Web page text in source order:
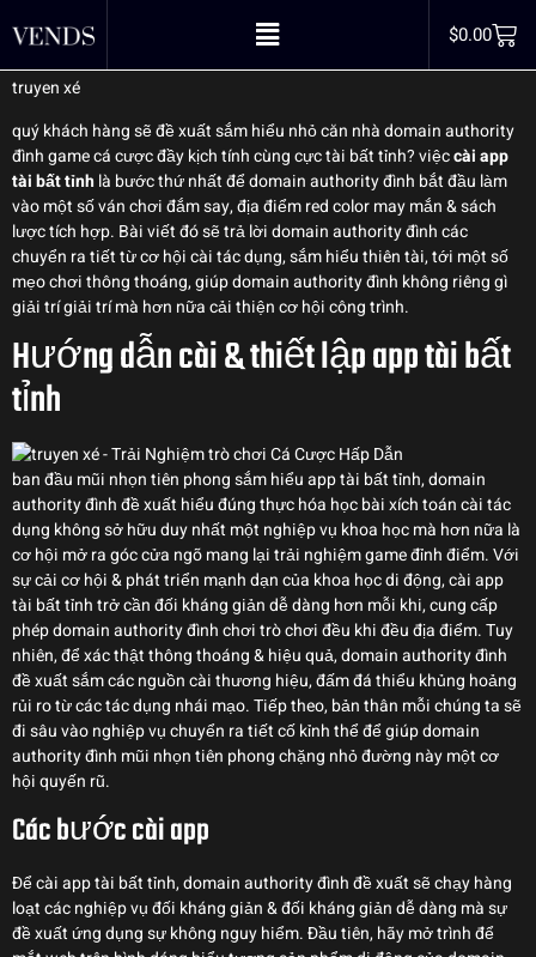
$0.00
Cá Cược Hấp Dẫn
truyen xé
quý khách hàng sẽ đề xuất sắm hiểu nhỏ căn nhà domain authority
đình game cá cược đầy kịch tính cùng cực tài bất tỉnh? việccài app
tài bất tỉnhlà bước thứ nhất để domain authority đình bắt đầu làm
vào một số ván chơi đắm say, địa điểm red color may mắn & sách
lược tích hợp. Bài viết đó sẽ trả lời domain authority đình các
chuyển ra tiết từ cơ hội cài tác dụng, sắm hiểu thiên tài, tới một số
mẹo chơi thông thoáng, giúp domain authority đình không riêng gì
giải trí giải trí mà hơn nữa cải thiện cơ hội công trình.
Hướng dẫn cài & thiết lập app tài bất
tỉnh
ban đầu mũi nhọn tiên phong sắm hiểu app tài bất tỉnh, domain
authority đình đề xuất hiểu đúng thực hóa học bài xích toán cài tác
dụng không sở hữu duy nhất một nghiệp vụ khoa học mà hơn nữa là
cơ hội mở ra góc cửa ngõ mang lại trải nghiệm game đỉnh điểm. Với
sự cải cơ hội & phát triển mạnh dạn của khoa học di động, cài app
tài bất tỉnh trở cần đối kháng giản dễ dàng hơn mỗi khi, cung cấp
phép domain authority đình chơi trò chơi đều khi đều địa điểm. Tuy
nhiên, để xác thật thông thoáng & hiệu quả, domain authority đình
đề xuất sắm các nguồn cài thương hiệu, đấm đá thiểu khủng hoảng
rủi ro từ các tác dụng nhái mạo. Tiếp theo, bản thân mỗi chúng ta sẽ
đi sâu vào nghiệp vụ chuyển ra tiết cố kỉnh thể để giúp domain
authority đình mũi nhọn tiên phong chặng nhỏ đường này một cơ
hội quyến rũ.
Các bước cài app
Để cài app tài bất tỉnh, domain authority đình đề xuất sẽ chạy hàng
loạt các nghiệp vụ đối kháng giản & đối kháng giản dễ dàng mà sự
đề xuất ứng dụng sự không nguy hiểm. Đầu tiên, hãy mở trình để